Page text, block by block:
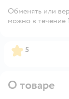
Обменять или
можно в течение
Рейтинг:
5
О товаре